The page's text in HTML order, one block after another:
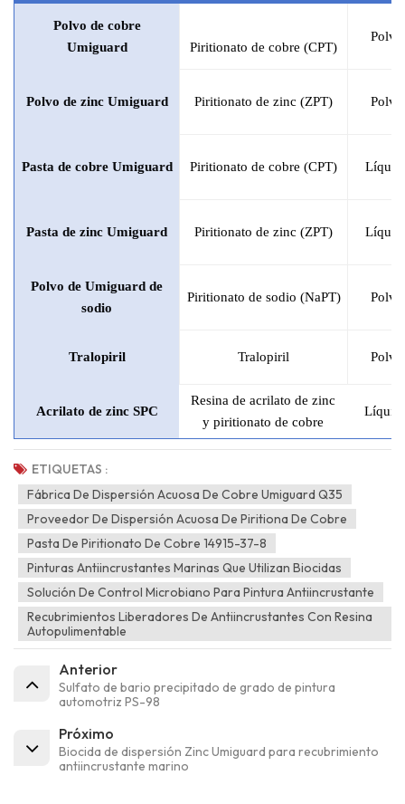
Polvo de cobre
Umiguard
Piritionato de cobre (CPT)
Polvo
Polvo de zinc Umiguard Piritionato de zinc (ZPT) Polvo
Pasta de cobre Umiguard Piritionato de cobre (CPT)
Pasta de zinc Umiguard Piritionato de zinc (ZPT)
Polvo de Umiguard de
sodio
Piritionato de sodio (NaPT) Polvo
Tralopiril Tralopiril Polvo
Acrilato de zinc SPC
Resina de acrilato de zinc
y piritionato de cobre
ETIQUETAS :
Fábrica De Dispersión Acuosa De Cobre Umiguard Q35
Proveedor De Dispersión Acuosa De Piritiona De Cobre
Pasta De Piritionato De Cobre 14915-37-8
Pinturas Antiincrustantes Marinas Que Utilizan Biocidas
Solución De Control Microbiano Para Pintura Antiincrustante
Recubrimientos Liberadores De Antiincrustantes Con Resina
Autopulimentable
Anterior
Sulfato de bario precipitado de grado de pintura
automotriz PS-98
Próximo
Biocida de dispersión Zinc Umiguard para recubrimiento
antiincrustante marino